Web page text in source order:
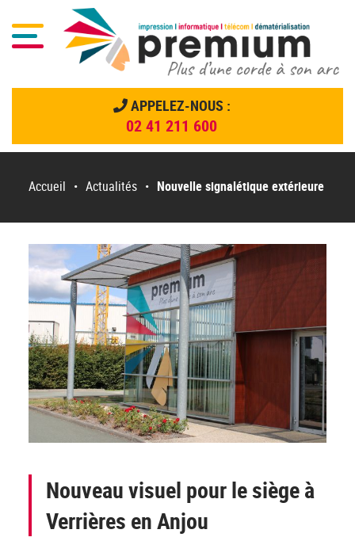
APPELEZ-NOUS :
02 41 211 600
Passer
contenu
Menu principal
Menu
Accueil • Actualités • Nouvelle signalétique extérieure
Nouveau visuel pour le siège à
Verrières en Anjou